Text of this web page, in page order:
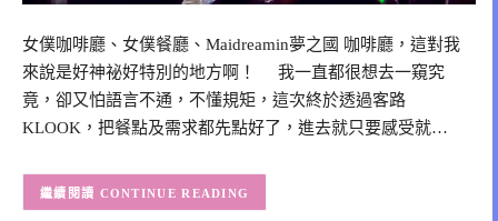
女僕咖啡廳、女僕餐廳、Maidreamin夢之國 咖啡廳，這對我
來說是好神祕好特別的地方啊！ 我一直都很想去一窺究
竟，卻又怕語言不通，不懂規矩，這次終於透過客路
KLOOK，把餐點及需求都先點好了，進去就只要感受就…
CONTINUE READING